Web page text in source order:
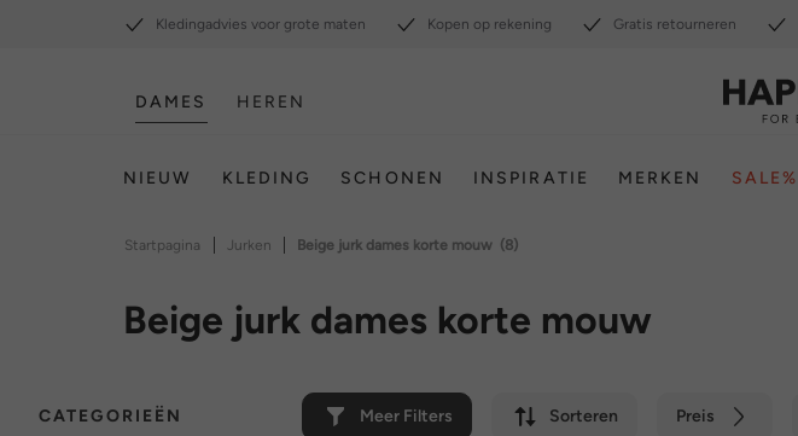
Kledingadvies voor grote maten Kopen op rekening Gratis retourneren
DAMES HEREN
NIEUW KLEDING SCHONEN INSPIRATIE MERKEN SALE%
Startpagina | Jurken | Beige jurk dames korte mouw (8)
Beige jurk dames korte mouw
CATEGORIEËN Meer Filters Sorteren Preis